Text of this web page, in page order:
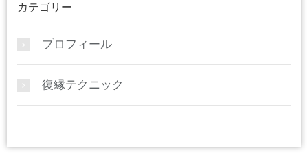
カテゴリー
プロフィール
復縁テクニック